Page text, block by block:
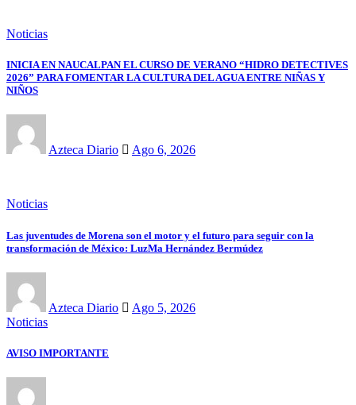
Noticias
INICIA EN NAUCALPAN EL CURSO DE VERANO “HIDRO DETECTIVES
2026” PARA FOMENTAR LA CULTURA DEL AGUA ENTRE NIÑAS Y
NIÑOS
Azteca Diario Ago 6, 2026
Noticias
Las juventudes de Morena son el motor y el futuro para seguir con la
transformación de México: LuzMa Hernández Bermúdez
Azteca Diario
Ago 5, 2026
Noticias
AVISO IMPORTANTE